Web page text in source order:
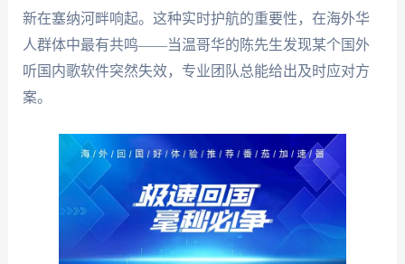
新在塞纳河畔响起。这种实时护航的重要性，在海外华
人群体中最有共鸣——当温哥华的陈先生发现某个国外
听国内歌软件突然失效，专业团队总能给出及时应对方
案。